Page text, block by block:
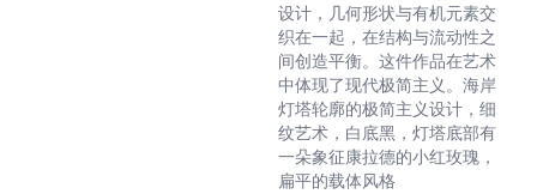
设计，几何形状与有机元素交
织在一起，在结构与流动性之
间创造平衡。这件作品在艺术
中体现了现代极简主义。海岸
灯塔轮廓的极简主义设计，细
纹艺术，白底黑，灯塔底部有
一朵象征康拉德的小红玫瑰，
扁平的载体风格